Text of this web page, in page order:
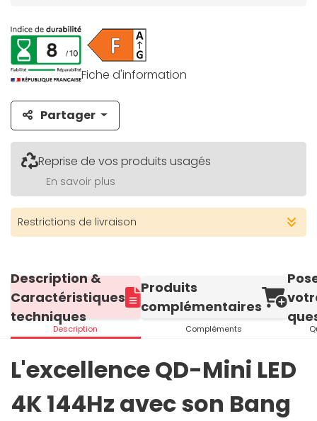
Fiche d'information
Partager
Reprise de vos produits usagés
En savoir plus
Restrictions de livraison
Description &
Caractéristiques
techniques
Description
Produits
complémentaires
Compléments
L'excellence QD-Mini LED
4K 144Hz avec son Bang